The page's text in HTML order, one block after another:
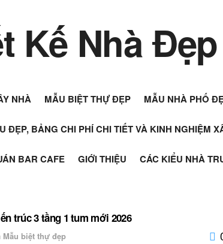
NHÀ MẪU BIỆT THỰ ĐẸP MẪU NHÀ PHỐ
ĐẸP, BẢNG CHI PHÍ CHI TIẾT VÀ KINH NGHIỆM
BAR CAFE GIỚI THIỆU CÁC KIỂU NHÀ
trúc 3 tầng 1 tum mới 2026
Mẫu biệt thự đẹp